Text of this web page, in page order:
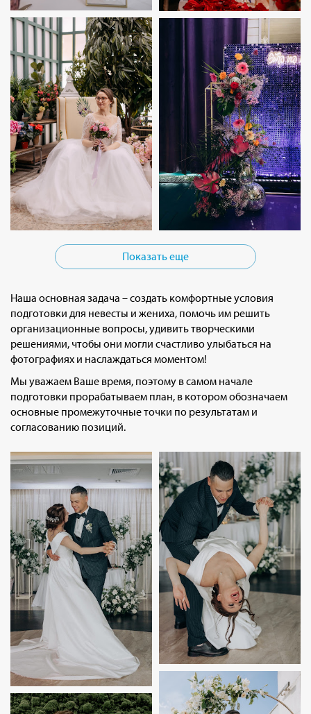
Показать еще
Наша основная задача – создать комфортные условия
подготовки для невесты и жениха, помочь им решить
организационные вопросы, удивить творческими
решениями, чтобы они могли счастливо улыбаться на
фотографиях и наслаждаться моментом!
Мы уважаем Ваше время, поэтому в самом начале
подготовки прорабатываем план, в котором обозначаем
основные промежуточные точки по результатам и
согласованию позиций.